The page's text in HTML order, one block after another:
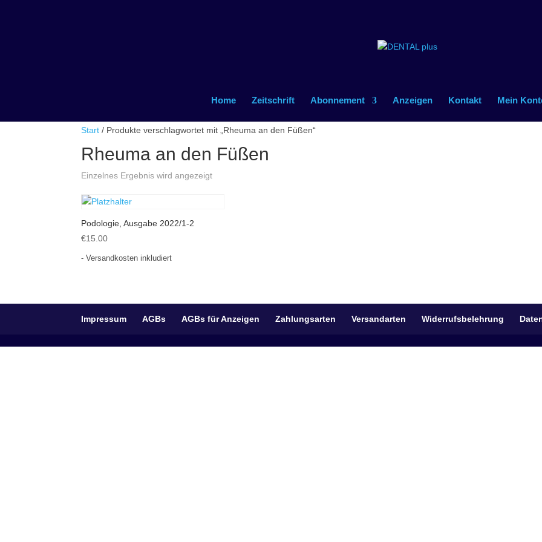
Home Zeitschrift Abonnement Anzeigen Kontakt Mein
Start / Produkte verschlagwortet mit „Rheuma an den Füßen“
Rheuma an den Füßen
Einzelnes Ergebnis wird angezeigt
Podologie, Ausgabe 2022/1-2
€15.00
- Versandkosten inkludiert
Impressum AGBs AGBs für Anzeigen Zahlungsarten Versandarten Widerrufsbelehrung